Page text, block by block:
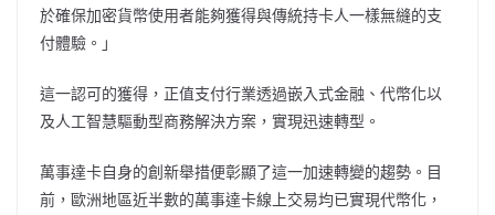
於確保加密貨幣使用者能夠獲得與傳統持卡人一樣無縫的支
付體驗。」
這一認可的獲得，正值支付行業透過嵌入式金融、代幣化以
及人工智慧驅動型商務解決方案，實現迅速轉型。
萬事達卡自身的創新舉措便彰顯了這一加速轉變的趨勢。目
前，歐洲地區近半數的萬事達卡線上交易均已實現代幣化，